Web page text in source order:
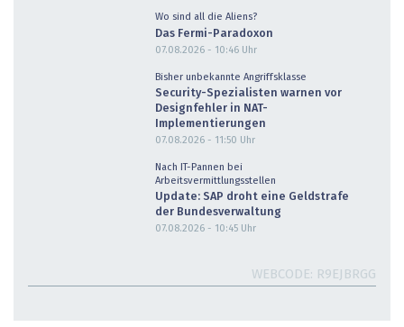
Wo sind all die Aliens?
Das Fermi-Paradoxon
07.08.2026 - 10:46 Uhr
Bisher unbekannte Angriffsklasse
Security-Spezialisten warnen vor
Designfehler in NAT-
Implementierungen
07.08.2026 - 11:50 Uhr
Nach IT-Pannen bei
Arbeitsvermittlungsstellen
Update: SAP droht eine Geldstrafe
der Bundesverwaltung
07.08.2026 - 10:45 Uhr
WEBCODE R9EJBRGG